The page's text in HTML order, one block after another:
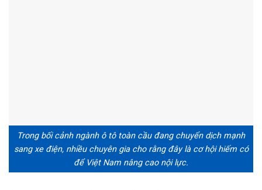
Trong bối cảnh ngành ô tô toàn cầu đang chuyển dịch mạnh
sang xe điện, nhiều chuyên gia cho rằng đây là cơ hội hiếm có
để Việt Nam nâng cao nội lực.